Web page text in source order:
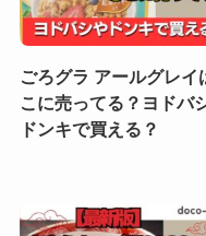
ごろグラ アールグレイ
こに売ってる？ヨドバ
ドンキで買える？